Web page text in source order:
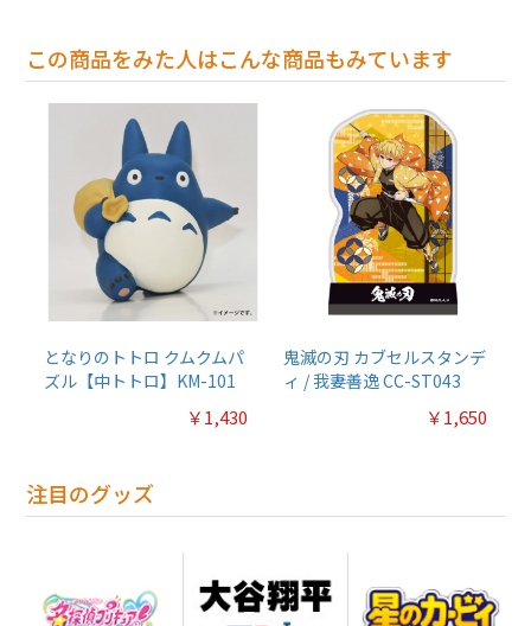
この商品をみた人はこんな商品もみています
となりのトトロ クムクムパ
ズル【中トトロ】KM-101
￥1,430
鬼滅の刃 カブセルスタンデ
ィ / 我妻善逸 CC-ST043
￥1,650
注目のグッズ